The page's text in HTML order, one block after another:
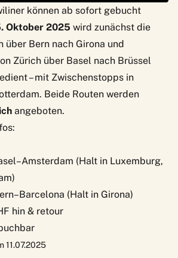
können ab sofort gebucht
Oktober 2025 wird zunächst die
über Bern nach Girona und
Zürich über Basel nach Brüssel
– mit Zwischenstopps in
Beide Routen werden
angeboten.
(Halt in Luxemburg,
(Halt in Girona)
hin & retour
11.07.2025